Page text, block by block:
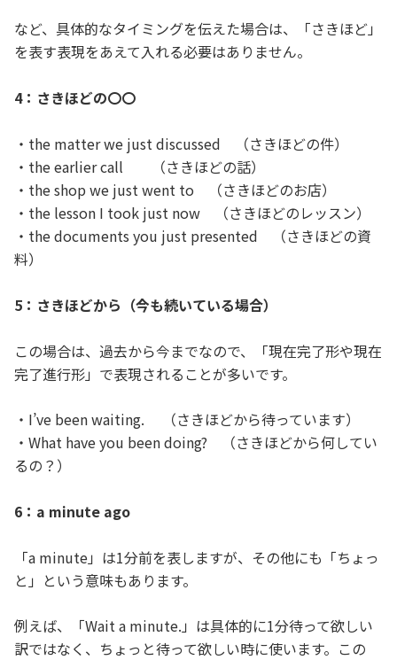
など、具体的なタイミングを伝えた場合は、「さきほど」
を表す表現をあえて入れる必要はありません。
4：さきほどの〇〇
・the matter we just discussed （さきほどの件）
・the earlier call （さきほどの話）
・the shop we just went to （さきほどのお店）
・the lesson I took just now （さきほどのレッスン）
・the documents you just presented （さきほどの資
料）
5：さきほどから（今も続いている場合）
この場合は、過去から今までなので、「現在完了形や現在
完了進行形」で表現されることが多いです。
・I’ve been waiting. （さきほどから待っています）
・What have you been doing? （さきほどから何してい
るの？）
6：a minute ago
「a minute」は1分前を表しますが、その他にも「ちょっ
と」という意味もあります。
例えば、「Wait a minute.」は具体的に1分待って欲しい
訳ではなく、ちょっと待って欲しい時に使います。この